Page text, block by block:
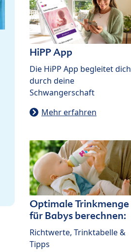
HiPP App
Die HiPP App begleitet dich
durch deine
Schwangerschaft
Mehr erfahren
Optimale Trinkmenge
für Babys berechnen:
Richtwerte, Trinktabelle &
Tipps